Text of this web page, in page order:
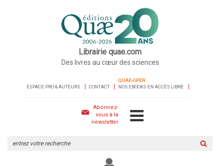
Librairie quae.com
Des livres au cœur des sciences
ESPACE PRO & AUTEURS CONTACT
QUAE-OPEN
NOS EBOOKS EN ACCÈS LIBRE
Abonnez-
vous à la
newsletter
le